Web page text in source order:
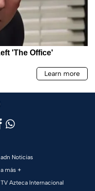
adn Noticias
a más +
TV Azteca Internacional